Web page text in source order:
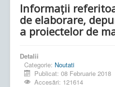
Informații
de elaborare,
a proiectelor de
Detalii
Categorie: Noutati
Publicat: 08 Februarie 2018
Accesări: 121614